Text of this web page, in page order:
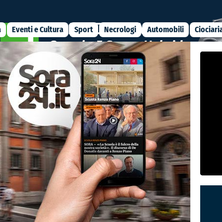
Eventi e Cultura Sport Necrologi Automobili